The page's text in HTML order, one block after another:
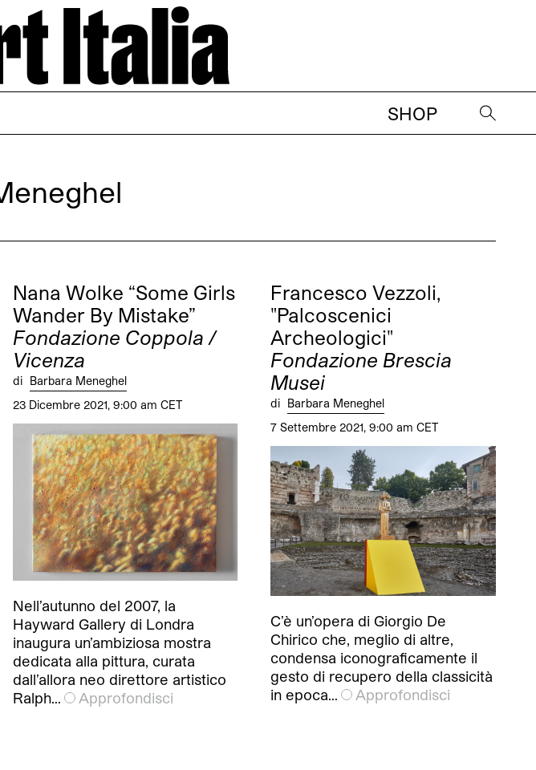
SHOP
Nana Wolke “Some Girls
Wander By Mistake”
Fondazione Coppola /
Vicenza
di Barbara Meneghel
23 Dicembre 2021, 9:00 am CET
Nell’autunno del 2007, la
Hayward Gallery di Londra
inaugura un’ambiziosa mostra
dedicata alla pittura, curata
dall’allora neo direttore artistico
Ralph…
Approfondisci
Francesco Vezzoli,
"Palcoscenici
Archeologici"
Fondazione Brescia
Musei
di Barbara Meneghel
7 Settembre 2021, 9:00 am CET
C’è un’opera di Giorgio De
Chirico che, meglio di altre,
condensa iconograficamente il
gesto di recupero della classicità
in epoca…
Approfondisci